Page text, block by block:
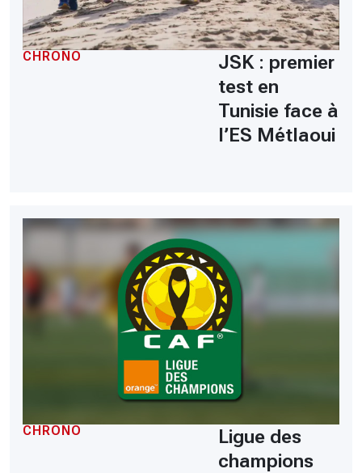
CHRONO
JSK : premier
test en
Tunisie face à
l’ES Métlaoui
CHRONO
Ligue des
champions